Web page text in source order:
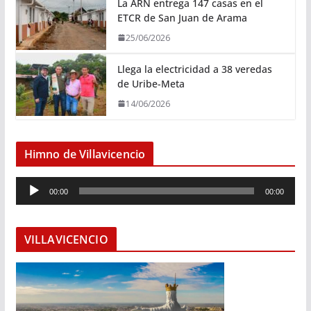
La ARN entrega 147 casas en el
ETCR de San Juan de Arama
25/06/2026
Llega la electricidad a 38 veredas
de Uribe-Meta
14/06/2026
Himno de Villavicencio
e
o
d
u
c
00:00 00:00
VILLAVICENCIO